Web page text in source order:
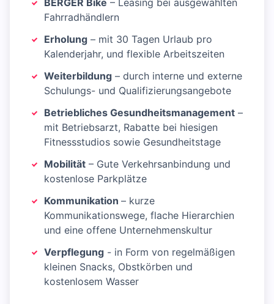
BERGER Bike – Leasing bei ausgewählten
Fahrradhändlern
Erholung – mit 30 Tagen Urlaub pro
Kalenderjahr, und flexible Arbeitszeiten
Weiterbildung – durch interne und externe
Schulungs- und Qualifizierungsangebote
Betriebliches Gesundheitsmanagement –
mit Betriebsarzt, Rabatte bei hiesigen
Fitnessstudios sowie Gesundheitstage
Mobilität – Gute Verkehrsanbindung und
kostenlose Parkplätze
Kommunikation – kurze
Kommunikationswege, flache Hierarchien
und eine offene Unternehmenskultur
Verpflegung - in Form von regelmäßigen
kleinen Snacks, Obstkörben und
kostenlosem Wasser